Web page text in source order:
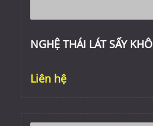
NGHỆ THÁI LÁT SẤY KHÔ
Liên hệ